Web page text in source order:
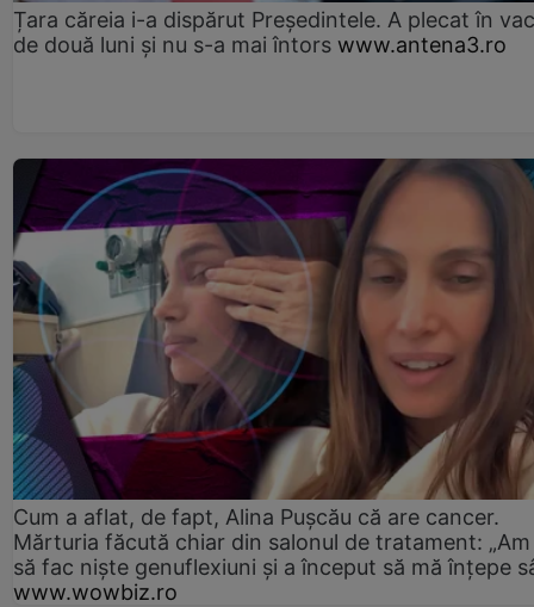
Țara căreia i-a dispărut Președintele. A plecat în
de două luni și nu s-a mai întors www.antena3.ro
Cum a aflat, de fapt, Alina Pușcău că are cancer.
Mărturia făcută chiar din salonul de tratament:
să fac niște genuflexiuni și a început să mă înțepe
www.wowbiz.ro